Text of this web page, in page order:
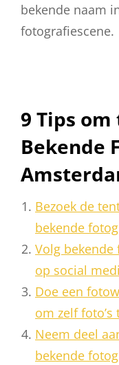
bekende naam
fotografiescene.
9 Tips
Bekende
Bezoek de
bekende
Volg
op social
Doe een
om zelf foto’s
Neem deel
bekende